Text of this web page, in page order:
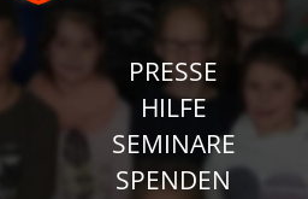
PRESSE
HILFE
SEMINARE
SPENDEN